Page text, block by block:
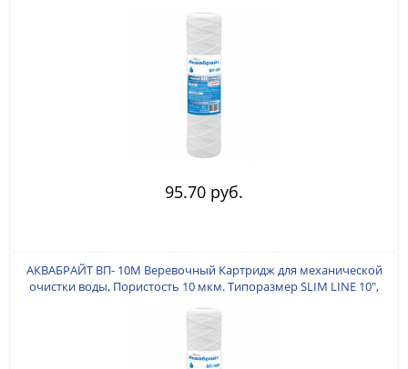
95.70 руб.
АКВАБРАЙТ ВП- 10M Веревочный Картридж для механической
очистки воды, Пористость 10 мкм. Типоразмер SLIM LINE 10",